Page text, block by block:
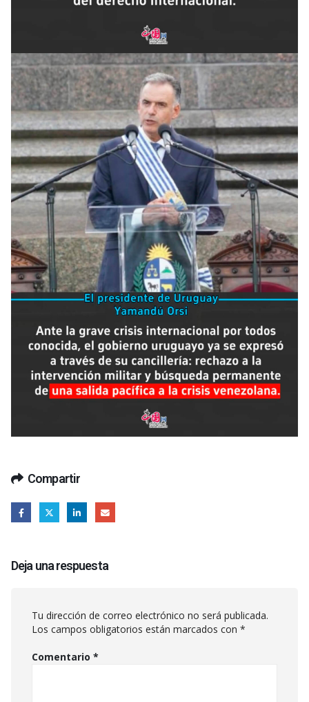
Compartir
Deja una respuesta
Tu dirección de correo electrónico no será publicada.
Los campos obligatorios están marcados con *
Comentario *